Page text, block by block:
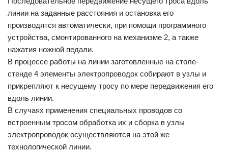
линии на заданные расстояния и остановка его
производятся автоматически, при помощи программного
устройства, смонтированного на механизме 2, а также
нажатия ножной педали.
В процессе работы на линии заготовленные на столе-
стенде 4 элементы электропроводок собирают в узлы и
прикрепляют к несущему тросу по мере передвижения его
вдоль линии.
В случаях применения специальных проводов со
встроенным тросом обработка их и сборка в узлы
электропроводок осуществляются на этой же
технологической линии.